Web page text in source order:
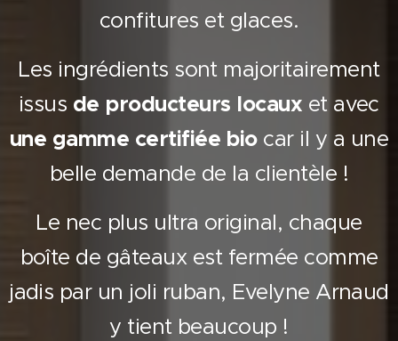
confitures et glaces.
Les ingrédients sont majoritairement
issus de producteurs locaux et avec
une gamme certifiée biocar il y a une
belle demande de la clientèle !
Le nec plus ultra original, chaque
boîte de gâteaux est fermée comme
jadis par un joli ruban, Evelyne Arnaud
y tient beaucoup !